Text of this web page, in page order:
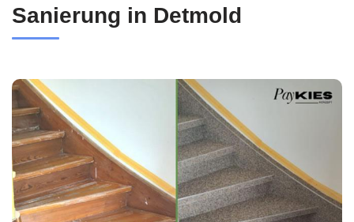
Sanierung in Detmold